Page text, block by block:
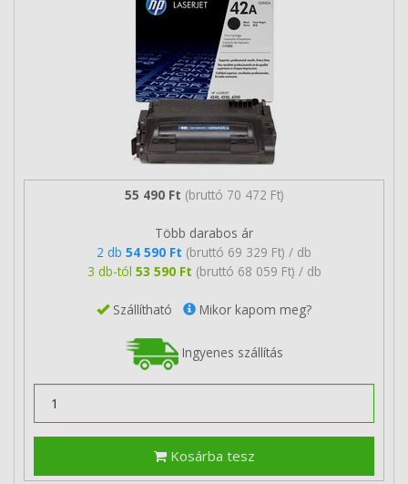
55 490 Ft (bruttó 70 472 Ft)
Több darabos ár
2 db 54 590 Ft (bruttó 69 329 Ft) / db
3 db-tól 53 590 Ft (bruttó 68 059 Ft) / db
Szállítható Mikor kapom meg?
Ingyenes szállítás
Kosárba tesz